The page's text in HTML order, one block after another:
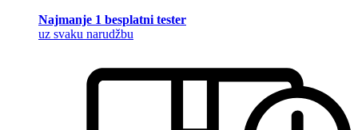
Najmanje 1 besplatni tester
uz svaku narudžbu